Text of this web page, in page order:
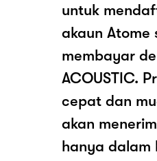
untuk
akaun Atome
membayar
ACOUSTIC.
cepat dan
akan
hanya dalam